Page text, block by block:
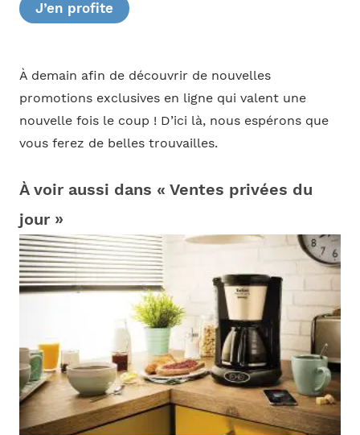
J’en profite
À demain afin de découvrir de nouvelles
promotions exclusives en ligne qui valent une
nouvelle fois le coup ! D’ici là, nous espérons que
vous ferez de belles trouvailles.
À voir aussi dans « Ventes privées du
jour »